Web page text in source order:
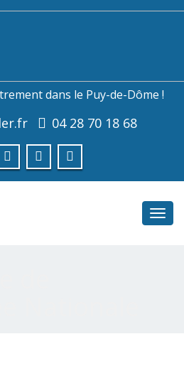
dans le Puy-de-Dôme !
04 28 70 18 68